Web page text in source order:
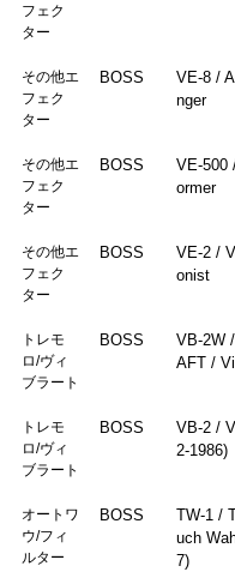
フェク
ター
その他エ
フェク
ター
BOSS
VE-8 /
nger
その他エ
フェク
ター
BOSS
VE-500
ormer
その他エ
フェク
ター
BOSS
VE-2 /
onist
トレモ
ロ/ヴィ
ブラート
BOSS
VB-2W
AFT /
トレモ
ロ/ヴィ
ブラート
BOSS
VB-2 /
2-1986)
オートワ
ウ/フィ
ルター
BOSS
TW-1 /
uch
7)